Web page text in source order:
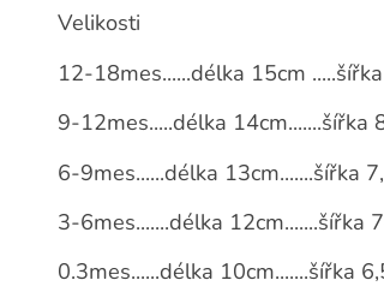
Velikosti
12-18mes......délka 15cm
9-12mes.....délka 14cm.......šířka
6-9mes......délka 13cm.......šířka
3-6mes.......délka 12cm.......šířka
0.3mes......délka 10cm.......šířka